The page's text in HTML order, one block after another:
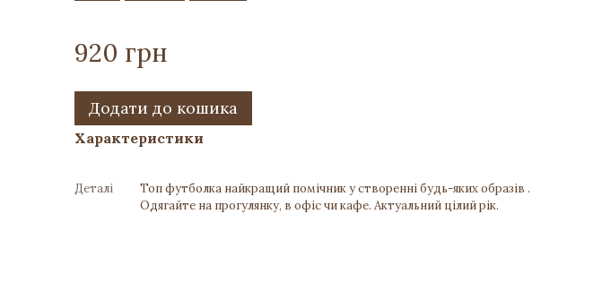
920 грн
Додати до кошика
Характеристики
Деталі
Топ футболка найкращий помічник у створенні будь-яких образів .
Одягайте на прогулянку, в офіс чи кафе. Актуальний цілий рік.